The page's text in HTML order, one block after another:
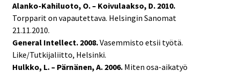
Alanko-Kahiluoto, O. – Koivulaakso, D. 2010.
Torpparit on vapautettava. Helsingin Sanomat
21.11.2010.
General Intellect. 2008.Vasemmisto etsii työtä.
Like/Tutkijaliitto, Helsinki.
Hulkko, L. – Pärnänen, A. 2006. Miten osa-aikatyö